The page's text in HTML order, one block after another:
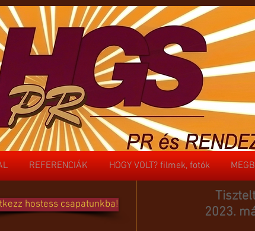
REFERENCIÁK HOGY VOLT? filmek, fotók
2023.
REFERENCIÁK HOGY VOLT? filmek, fotók
hostess csapatunkba!